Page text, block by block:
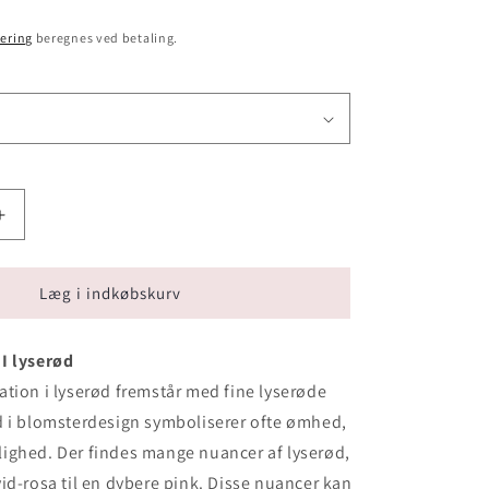
beregnes ved betaling.
Øg
Båredekoration
Læg i indkøbskurv
lyserød
i lyserød fremstår med fine lyserøde
i blomsterdesign symboliserer ofte ømhed,
Der findes mange nuancer af lyserød,
rosa til en dybere pink. Disse nuancer kan